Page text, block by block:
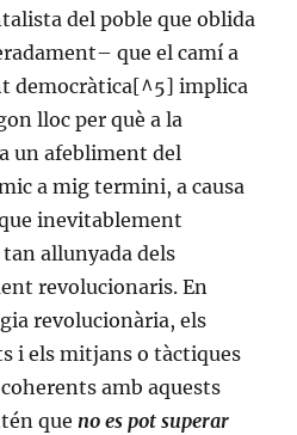
del poble que oblida
que el camí a
democràtica[^5] implica
lloc per què a la
un afebliment del
a mig termini, a causa
inevitablement
allunyada dels
revolucionaris. En
revolucionària, els
i els mitjans o tàctiques
amb aquests
queno es pot superar